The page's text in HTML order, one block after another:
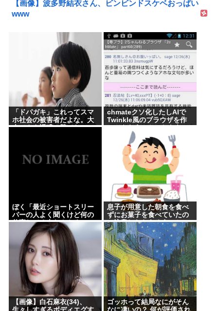
【画像】波多野結衣さん、ビンビンドスケベおっぱい
www
「ドパガキ」これってスマ
ホ社会の被害者だよな。大
人でさえ誘惑に勝てないの
chmateクソ化したしAIで
Twinkle風のブラウザを作
ってもらうことにしたわ
ぼく「最近ショートスリー
パーの人よく聞くけど何の
仕事してる人なんやろ、
wiki読んでみるか」
息子が用意した朝食を食べ
ずにお菓子を食べていたの
で注意したらあろうこと
か...
【画像】白石麻衣(34)、
ゴッホって結局なにがそん